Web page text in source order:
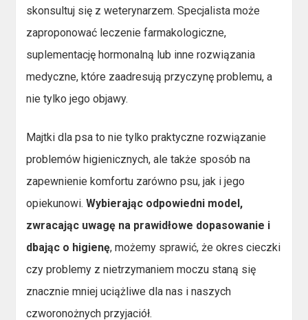
skonsultuj się z weterynarzem. Specjalista może
zaproponować leczenie farmakologiczne,
suplementację hormonalną lub inne rozwiązania
medyczne, które zaadresują przyczynę problemu, a
nie tylko jego objawy.
Majtki dla psa to nie tylko praktyczne rozwiązanie
problemów higienicznych, ale także sposób na
zapewnienie komfortu zarówno psu, jak i jego
opiekunowi.Wybierając odpowiedni model,
zwracając uwagę na prawidłowe dopasowanie i
dbając o higienę, możemy sprawić, że okres cieczki
czy problemy z nietrzymaniem moczu staną się
znacznie mniej uciążliwe dla nas i naszych
czworonożnych przyjaciół.